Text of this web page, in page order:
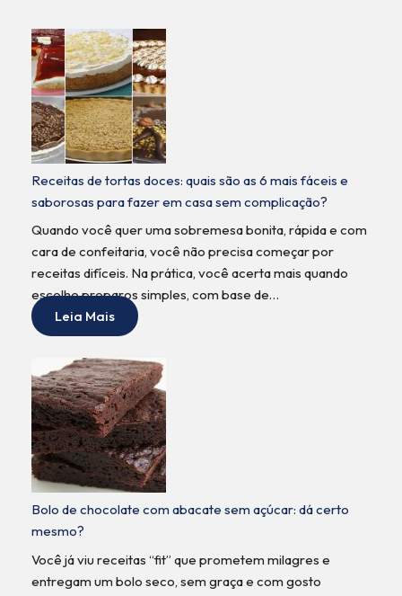
Receitas de tortas doces: quais são as 6 mais fáceis e
saborosas para fazer em casa sem complicação?
Quando você quer uma sobremesa bonita, rápida e com
cara de confeitaria, você não precisa começar por
receitas difíceis. Na prática, você acerta mais quando
escolhe preparos simples, com base de…
Leia Mais
Bolo de chocolate com abacate sem açúcar: dá certo
mesmo?
Você já viu receitas “fit” que prometem milagres e
entregam um bolo seco, sem graça e com gosto